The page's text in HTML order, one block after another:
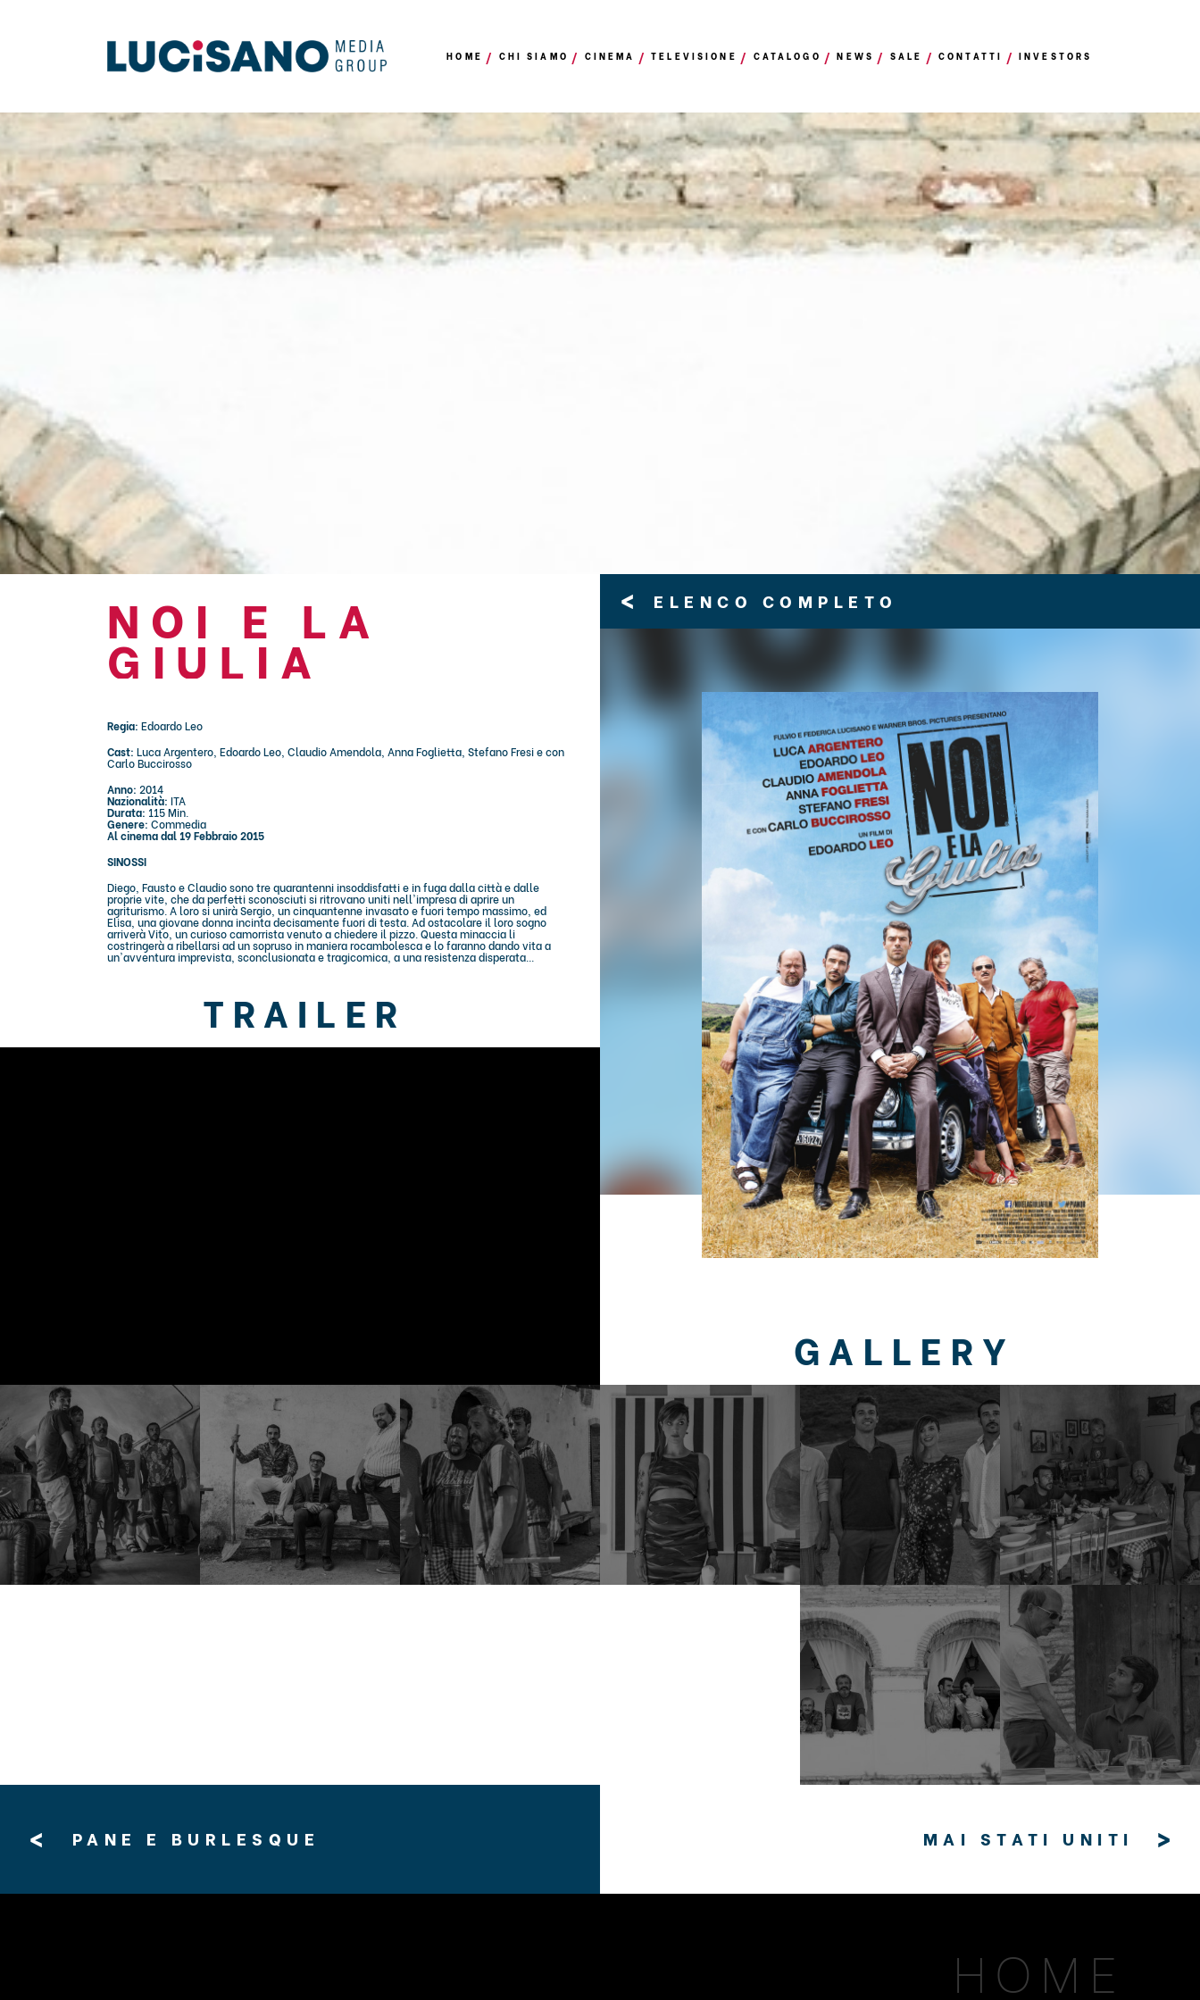
HOME CHI SIAMO CINEMA TELEVISIONE CATALOGO NEWS SALE CONTATTI INVESTORS
NOI E LA
GIULIA
Regia: Edoardo Leo
Cast: Luca Argentero, Edoardo Leo, Claudio Amendola, Anna Foglietta, Stefano Fresi e con
Carlo Buccirosso
Anno: 2014
Nazionalità: ITA
Durata: 115 Min.
Genere: Commedia
Al cinema dal 19 Febbraio 2015
SINOSSI
Diego, Fausto e Claudio sono tre quarantenni insoddisfatti e in fuga dalla città e dalle
proprie vite, che da perfetti sconosciuti si ritrovano uniti nell'impresa di aprire un
agriturismo. A loro si unirà Sergio, un cinquantenne invasato e fuori tempo massimo, ed
Elisa, una giovane donna incinta decisamente fuori di testa. Ad ostacolare il loro sogno
arriverà Vito, un curioso camorrista venuto a chiedere il pizzo. Questa minaccia li
costringerà a ribellarsi ad un sopruso in maniera rocambolesca e lo faranno dando vita a
un'avventura imprevista, sconclusionata e tragicomica, a una resistenza disperata...
TRAILER
< ELENCO COMPLETO
GALLERY
< PANE E BURLESQUE MAI STATI UNITI >
HOME